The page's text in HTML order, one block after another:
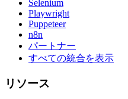
Selenium
Playwright
Puppeteer
n8n
パートナー
すべての統合を表示
リソース